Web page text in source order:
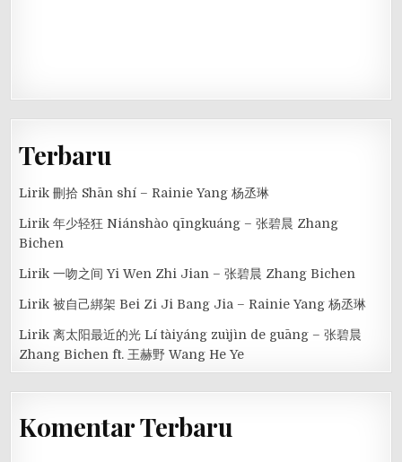
Terbaru
Lirik 刪拾 Shān shí – Rainie Yang 杨丞琳
Lirik 年少轻狂 Niánshào qīngkuáng – 张碧晨 Zhang
Bichen
Lirik 一吻之间 Yi Wen Zhi Jian – 张碧晨 Zhang Bichen
Lirik 被自己綁架 Bei Zi Ji Bang Jia – Rainie Yang 杨丞琳
Lirik 离太阳最近的光 Lí tàiyáng zuìjìn de guāng – 张碧晨
Zhang Bichen ft. 王赫野 Wang He Ye
Komentar Terbaru